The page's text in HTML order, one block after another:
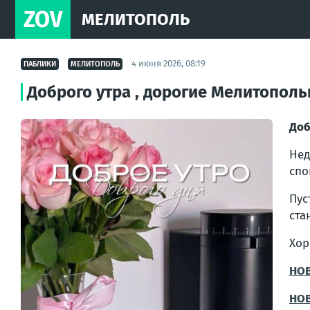
ZOV МЕЛИТОПОЛЬ
ПАБЛИКИ МЕЛИТОПОЛЬ 4 июня 2026, 08:19
Доброго утра , дорогие